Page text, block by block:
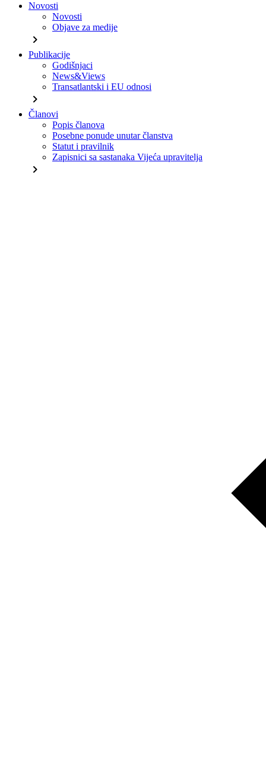
Novosti
Novosti
Objave za medije
chevron_right
Publikacije
Godišnjaci
News&Views
Transatlantski i EU odnosi
chevron_right
Članovi
Popis članova
Posebne ponude unutar članstva
Statut i pravilnik
Zapisnici sa sastanaka Vijeća upravitelja
chevron_right